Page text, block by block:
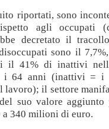
riportati, sono
agli occupati
decretato il
sono il
il 41% di inattivi
64 anni (inattivi = i
lavoro); il settore
suo valore aggiunto
340 milioni di euro.